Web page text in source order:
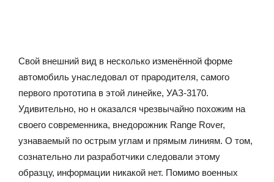
Свой внешний вид в несколько изменённой форме
автомобиль унаследовал от прародителя, самого
первого прототипа в этой линейке, УАЗ-3170.
Удивительно, но н оказался чрезвычайно похожим на
своего современника, внедорожник Range Rover,
узнаваемый по острым углам и прямым линиям. О том,
сознательно ли разработчики следовали этому
образцу, информации никакой нет. Помимо военных